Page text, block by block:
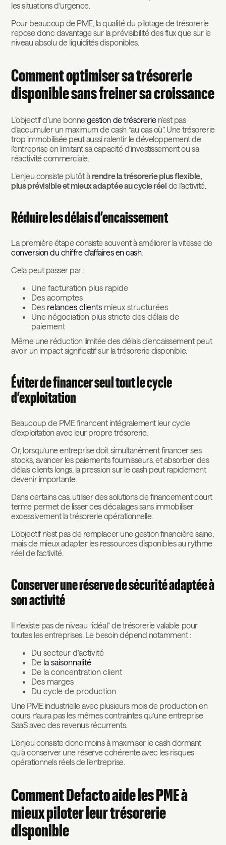
les situations d’urgence.
Pour beaucoup de PME, la qualité du pilotage de trésorerie
repose donc davantage sur la prévisibilité des flux que sur le
niveau absolu de liquidités disponibles.
Comment optimiser sa trésorerie
disponible sans freiner sa croissance
L’objectif d’une bonnegestion de trésorerien’est pas
d’accumuler un maximum de cash “au cas où”. Une trésorerie
trop immobilisée peut aussi ralentir le développement de
l’entreprise en limitant sa capacité d’investissement ou sa
réactivité commerciale.
L’enjeu consiste plutôt à rendre la trésorerie plus flexible,
plus prévisible et mieux adaptée au cycle réel de l’activité.
Réduire les délais d’encaissement
La première étape consiste souvent à améliorer la vitesse de
conversion du chiffre d’affaires en cash.
Cela peut passer par :
Une facturation plus rapide
Des acomptes
Des relances clients mieux structurées
Une négociation plus stricte des délais de
paiement
Même une réduction limitée des délais d’encaissement peut
avoir un impact significatif sur la trésorerie disponible.
Éviter de financer seul tout le cycle
d’exploitation
Beaucoup de PME financent intégralement leur cycle
d’exploitation avec leur propre trésorerie.
Or, lorsqu’une entreprise doit simultanément financer ses
stocks, avancer les paiements fournisseurs, et absorber des
délais clients longs, la pression sur le cash peut rapidement
devenir importante.
Dans certains cas, utiliser des solutions de financement court
terme permet de lisser ces décalages sans immobiliser
excessivement la trésorerie opérationnelle.
L’objectif n’est pas de remplacer une gestion financière saine,
mais de mieux adapter les ressources disponibles au rythme
réel de l’activité.
Conserver une réserve de sécurité adaptée à
son activité
Il n’existe pas de niveau “idéal” de trésorerie valable pour
toutes les entreprises. Le besoin dépend notamment :
Du secteur d’activité
De la saisonnalité
De la concentration client
Des marges
Du cycle de production
Une PME industrielle avec plusieurs mois de production en
cours n’aura pas les mêmes contraintes qu’une entreprise
SaaS avec des revenus récurrents.
L’enjeu consiste donc moins à maximiser le cash dormant
qu’à conserver une réserve cohérente avec les risques
opérationnels réels de l’entreprise.
Comment Defacto aide les PME à
mieux piloter leur trésorerie
disponible